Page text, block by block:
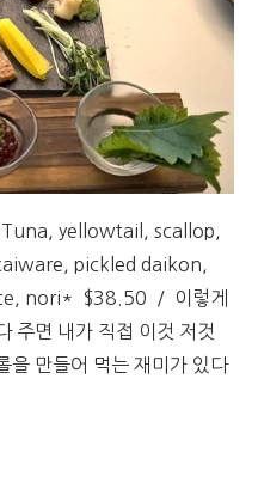
yellowtail, scallop,
pickled daikon,
nori* $38.50 / 이렇게
주면 내가 직접 이것 저것
을 만들어 먹는 재미가 있다